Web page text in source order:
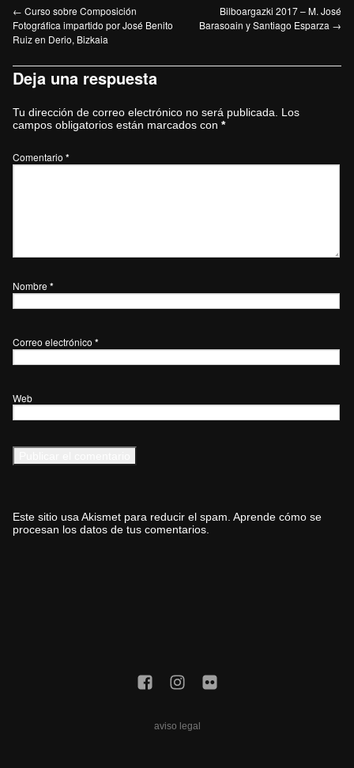
← Curso sobre Composición
Fotográfica impartido por José Benito
Ruiz en Derio, Bizkaia
Bilboargazki 2017 – M. José
Barasoain y Santiago Esparza →
Deja una respuesta
Tu dirección de correo electrónico no será publicada.
Los
campos obligatorios están marcados con *
Comentario *
Nombre *
Correo electrónico *
Web
Este sitio usa Akismet para reducir el spam. Aprende cómo se
procesan los datos de tus comentarios.
aviso legal